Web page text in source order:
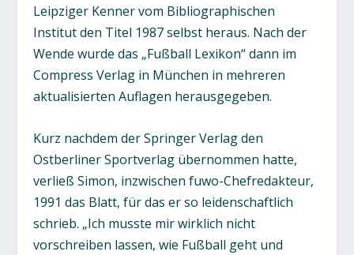
Leipziger Kenner vom Bibliographischen
Institut den Titel 1987 selbst heraus. Nach der
Wende wurde das „Fußball Lexikon“ dann im
Compress Verlag in München in mehreren
aktualisierten Auflagen herausgegeben.
Kurz nachdem der Springer Verlag den
Ostberliner Sportverlag übernommen hatte,
verließ Simon, inzwischen fuwo-Chefredakteur,
1991 das Blatt, für das er so leidenschaftlich
schrieb. „Ich musste mir wirklich nicht
vorschreiben lassen, wie Fußball geht und